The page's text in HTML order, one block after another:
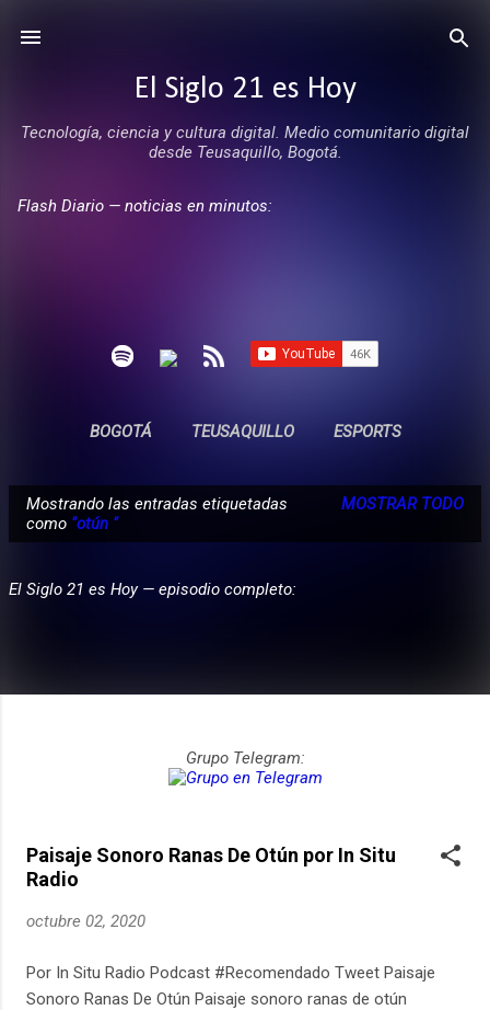
El Siglo 21 es Hoy
Tecnología, ciencia y cultura digital. Medio comunitario digital
desde Teusaquillo, Bogotá.
Flash Diario — noticias en minutos:
BOGOTÁ TEUSAQUILLO ESPORTS
n
t
a
Mostrando las entradas etiquetadas
como "otún "
MOSTRAR TODO
El Siglo 21 es Hoy — episodio completo:
Grupo Telegram:
Paisaje Sonoro Ranas De Otún por In Situ
Radio
octubre 02, 2020
Por In Situ Radio Podcast #Recomendado Tweet Paisaje
Sonoro Ranas De Otún Paisaje sonoro ranas de otún